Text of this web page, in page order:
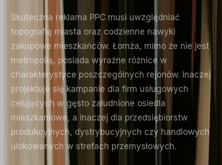
Skuteczna reklama PPC musi uwzględniać
topografię miasta oraz codzienne nawyki
zakupowe mieszkańców. Łomża, mimo że nie jest
metropolią, posiada wyraźne różnice w
charakterystyce poszczególnych rejonów. Inaczej
projektuje się kampanie dla firm usługowych
celujących w gęsto zaludnione osiedla
mieszkaniowe, a inaczej dla przedsiębiorstw
produkcyjnych, dystrybucyjnych czy handlowych
ulokowanych w strefach przemysłowych.